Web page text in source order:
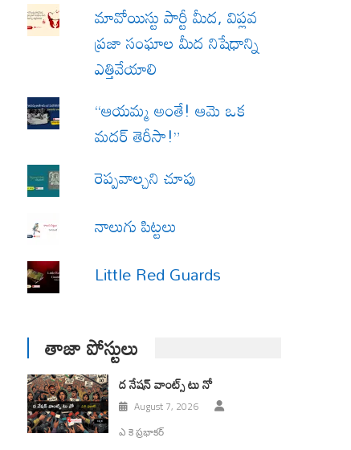
మావోయిస్టు పార్టీ మీద, విప్లవ
ప్రజా సంఘాల మీద నిషేధాన్ని
ఎత్తివేయాలి
“ఆయమ్మ అంతే! ఆమె ఒక
మదర్ తెరీసా!”
రెప్పవాల్చని చూపు
నాలుగు పిట్టలు
Little Red Guards
తాజా పోస్టులు
ద నేషన్ వాంట్స్ టు నో
August 7, 2026
ఎ కె ప్రభాకర్